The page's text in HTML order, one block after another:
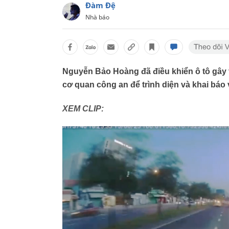
Đàm Đệ
Nhà báo
Nguyễn Bảo Hoàng đã điều khiển ô tô
cơ quan công an để trình diện và khai báo
XEM CLIP: